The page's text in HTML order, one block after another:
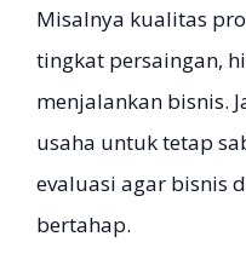
Misalnya kualitas
tingkat persaingan,
menjalankan bisnis.
usaha untuk tetap
evaluasi agar bisnis
bertahap.